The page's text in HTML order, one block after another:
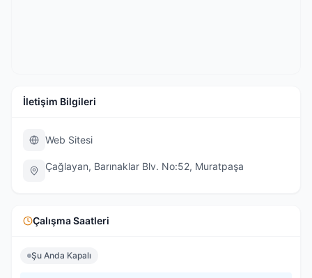
İletişim Bilgileri
Web Sitesi
Çağlayan, Barınaklar Blv. No:52, Muratpaşa
Çalışma Saatleri
Şu Anda Kapalı